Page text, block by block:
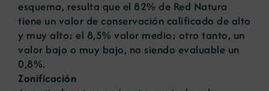
esquema, resulta que el 82% de Red Natura
tiene un valor de conservación calificado de alto
y muy alto; el 8,5% valor medio; otro tanto, un
valor bajo o muy bajo, no siendo evaluable un
0,8%.
Zonificación